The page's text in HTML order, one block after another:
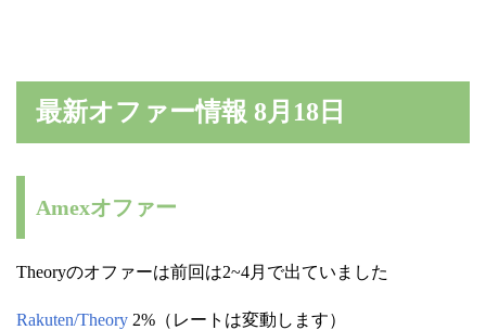
最新オファー情報 8月18日
Amexオファー
Theoryのオファーは前回は2~4月で出ていました
Rakuten/Theory 2%（レートは変動します）